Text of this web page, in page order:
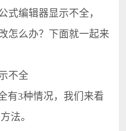
式编辑器显示不全，
怎么办？下面就一起来
不全
3种情况，我们来看
法。